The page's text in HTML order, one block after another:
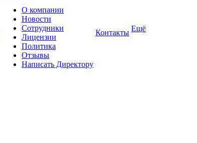
О компании
Новости
Сотрудники
Лицензии
Политика
Отзывы
Написать Директору
Контакты Ещё